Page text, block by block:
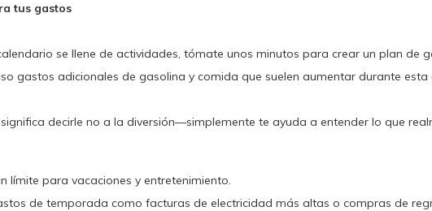
tus gastos
se llene de actividades, tómate unos minutos para crear un plan de
gastos adicionales de gasolina y comida que suelen aumentar durante esta
decirle no a la diversión—simplemente te ayuda a entender lo que
límite para vacaciones y entretenimiento.
de temporada como facturas de electricidad más altas o compras de